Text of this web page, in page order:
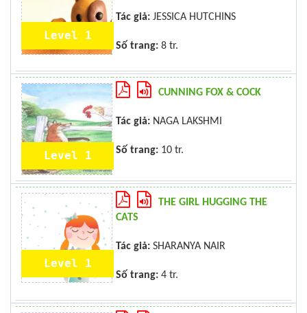
Level 1
Tác giả: JESSICA HUTCHINS
Số trang: 8 tr.
Level 1
CUNNING FOX & COCK
Tác giả: NAGA LAKSHMI
Số trang: 10 tr.
Level 1
THE GIRL HUGGING THE
CATS
Tác giả: SHARANYA NAIR
Số trang: 4 tr.